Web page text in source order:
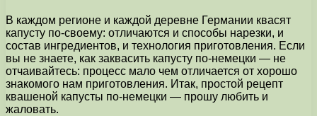
В каждом регионе и каждой деревне Германии квасят
капусту по-своему: отличаются и способы нарезки, и
состав ингредиентов, и технология приготовления. Если
вы не знаете, как заквасить капусту по-немецки — не
отчаивайтесь: процесс мало чем отличается от хорошо
знакомого нам приготовления. Итак, простой рецепт
квашеной капусты по-немецки — прошу любить и
жаловать.